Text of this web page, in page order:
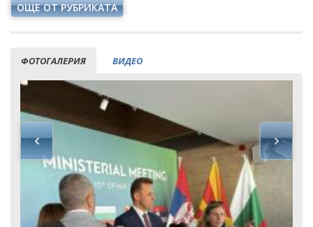
ОЩЕ ОТ РУБРИКАТА
ФОТОГАЛЕРИЯ ВИДЕО